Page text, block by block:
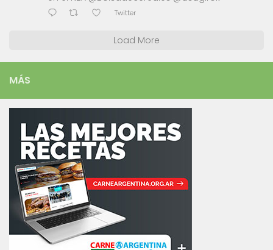
Twitter
Load More
MÁS